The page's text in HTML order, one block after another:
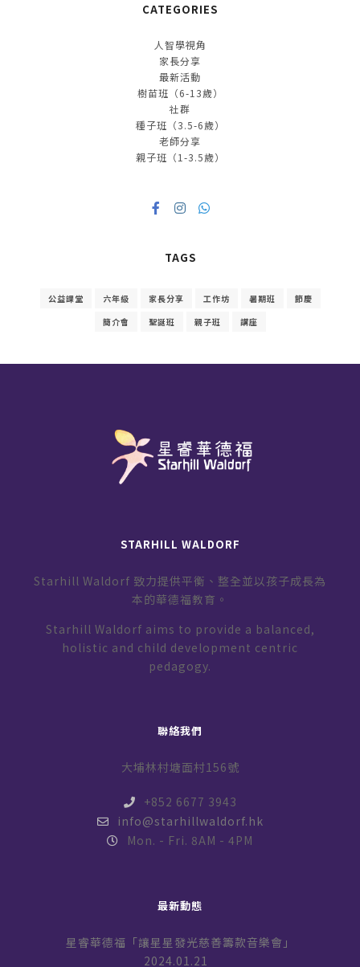
CATEGORIES
人智學視角
家長分享
最新活動
樹苗班（6-13歲）
社群
種子班（3.5-6歲）
老師分享
親子班（1-3.5歲）
TAGS
公益課堂 六年級 家長分享 工作坊 暑期班
節慶
簡介會
聖誕班 親子班 講座
STARHILL WALDORF
Starhill Waldorf 致力提供平衡、整全並以孩子成長為
本的華德福教育。
Starhill Waldorf aims to provide a balanced,
holistic and child development centric
pedagogy.
聯絡我們
大埔林村塘面村156號
+852 6677 3943
info@starhillwaldorf.hk
Mon. - Fri. 8AM - 4PM
最新動態
星睿華德福「讓星星發光慈善籌款音樂會」
2024.01.21